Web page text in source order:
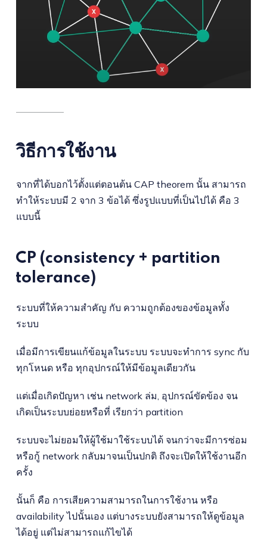
วิธีการใช้งาน
จากที่ได้บอกไว้ตั้งแต่ตอนต้น CAP theorem นั้น สามารถ
ทำให้ระบบมี 2 จาก 3 ข้อได้ ซึ่งรูปแบบที่เป็นไปได้ คือ 3
แบบนี้
CP (consistency + partition
tolerance)
ระบบที่ให้ความสำคัญ กับ ความถูกต้องของข้อมูลทั้ง
ระบบ
เมื่อมีการเขียนแก้ข้อมูลในระบบ ระบบจะทำการ sync กับ
ทุกโหนด หรือ ทุกอุปกรณ์ให้มีข้อมูลเดียวกัน
แต่เมื่อเกิดปัญหา เช่น network ล่ม, อุปกรณ์ขัดข้อง จน
เกิดเป็นระบบย่อยหรือที่ เรียกว่า partition
ระบบจะไม่ยอมให้ผู้ใช้มาใช้ระบบได้ จนกว่าจะมีการซ่อม
หรือกู้ network กลับมาจนเป็นปกติ ถึงจะเปิดให้ใช้งานอีก
ครั้ง
นั้นก็ คือ การเสียความสามารถในการใช้งาน หรือ
availability ไปนั้นเอง แต่บางระบบยังสามารถให้ดูข้อมูล
ได้อยู่ แต่ไม่สามารถแก้ไขได้